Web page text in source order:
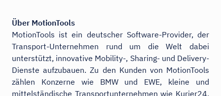
Über MotionTools
MotionTools ist ein deutscher Software-Provider, der
Transport-Unternehmen rund um die Welt dabei
unterstützt, innovative Mobility-, Sharing- und Delivery-
Dienste aufzubauen. Zu den Kunden von MotionTools
zählen Konzerne wie BMW und EWE, kleine und
mittelständische Transportunternehmen wie Kurier24,